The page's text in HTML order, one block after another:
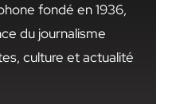
fondé en 1936,
du journalisme
culture et actualité